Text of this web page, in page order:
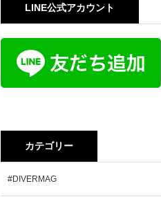
LINE公式アカウント
カテゴリー
#DIVERMAG